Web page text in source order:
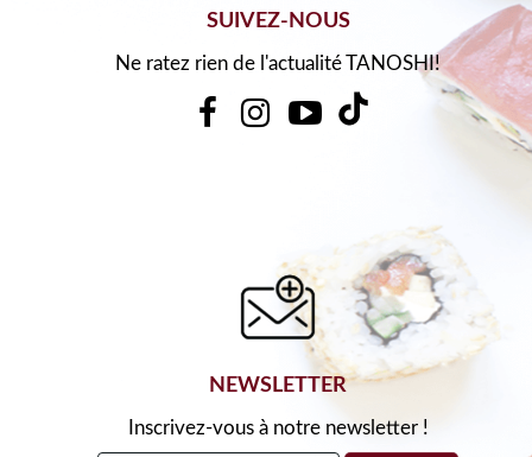
SUIVEZ-NOUS
Ne ratez rien de l'actualité TANOSHI!
NEWSLETTER
Inscrivez-vous à notre newsletter !